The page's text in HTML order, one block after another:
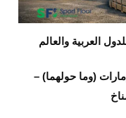
العربية والعالم
(وما حولهما) –